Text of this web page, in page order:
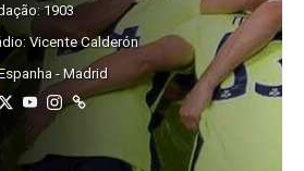
1903
Vicente Calderón
- Madrid